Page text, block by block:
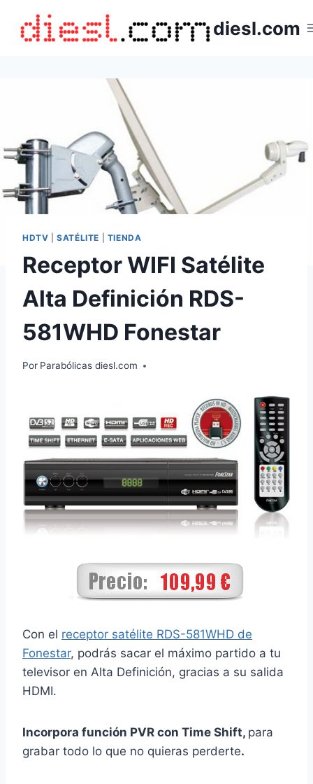
contenido
diesl.com
HDTV |SATÉLITE TIENDA
Receptor WIFI Satélite
Alta Definición RDS-
581WHD Fonestar
Por Parabólicas diesl.com
Con el receptor satélite RDS-581WHD de
Fonestar, podrás sacar el máximo partido a tu
televisor en Alta Definición, gracias a su salida
HDMI.
Incorpora función PVR con Time Shift, para
grabar todo lo que no quieras perderte.